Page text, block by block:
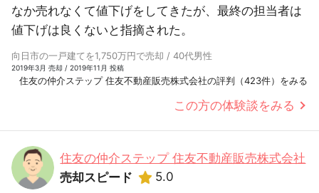
なか売れなくて値下げをしてきたが、最終の担当者は
値下げは良くないと指摘された。
向日市の一戸建てを1,750万円で売却 / 40代男性
2019年3月 売却 / 2019年11月 投稿
住友の仲介ステップ 住友不動産販売株式会社の評判（423件）をみる
この方の体験談をみる
住友の仲介ステップ 住友不動産販売株式会社
売却スピード
5.0